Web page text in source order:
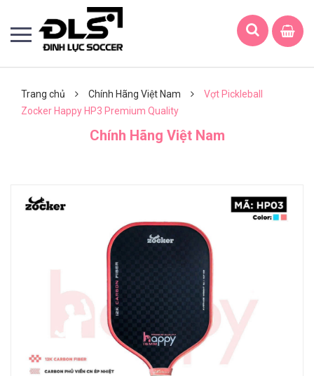
Trang chủ Chính Hãng Việt Nam
Vợt Pickleball
Zocker Happy HP3 Premium Quality
Chính Hãng Việt Nam